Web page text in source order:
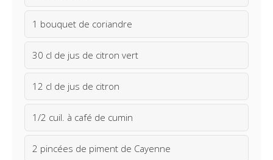
1 bouquet de coriandre
30 cl de jus de citron vert
12 cl de jus de citron
1/2 cuil. à café de cumin
2 pincées de piment de Cayenne